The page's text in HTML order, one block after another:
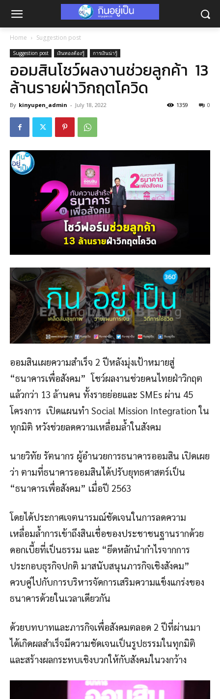
Home Suggestion post
Suggestion post เงินทองต้องรู้ การเงินน่ารู้
ออมสินโชว์ผลงานช่วยลูกค้า 13
ล้านรายฝ่าวิกฤตโควิด
By kinyupen_admin - July 18, 2022 0
1359
ออมสินเผยความสำเร็จ 2 ปีหลังมุ่งเป้าหมายสู่
“ธนาคารเพื่อสังคม” โชว์ผลงานช่วยคนไทยฝ่าวิกฤต
แล้วกว่า 13 ล้านคน ทั้งรายย่อยและ SMEs ผ่าน 45
โครงการ เปิดแผนทำ Social Mission Integration ใน
ทุกมิติ หวังช่วยลดความเหลื่อมล้ำในสังคม
นายวิทัย รัตนากร ผู้อำนวยการธนาคารออมสิน เปิดเผย
ว่า ตามที่ธนาคารออมสินได้ปรับยุทธศาสตร์เป็น
“ธนาคารเพื่อสังคม” เมื่อปี 2563
โดยได้ประกาศเจตนารมณ์ชัดเจนในการลดความ
เหลื่อมล้ำการเข้าถึงสินเชื่อของประชาชนฐานรากด้วย
ดอกเบี้ยที่เป็นธรรม และ “ยึดหลักนำกำไรจากการ
ประกอบธุรกิจปกติ มาสนับสนุนภารกิจเชิงสังคม”
ควบคู่ไปกับการบริหารจัดการเสริมความแข็งแกร่งของ
ธนาคารด้วยในเวลาเดียวกัน
ด้วยบทบาทและภารกิจเพื่อสังคมตลอด 2 ปีที่ผ่านมา
ได้เกิดผลสำเร็จมีความชัดเจนเป็นรูปธรรมในทุกมิติ
และสร้างผลกระทบเชิงบวกให้กับสังคมในวงกว้าง